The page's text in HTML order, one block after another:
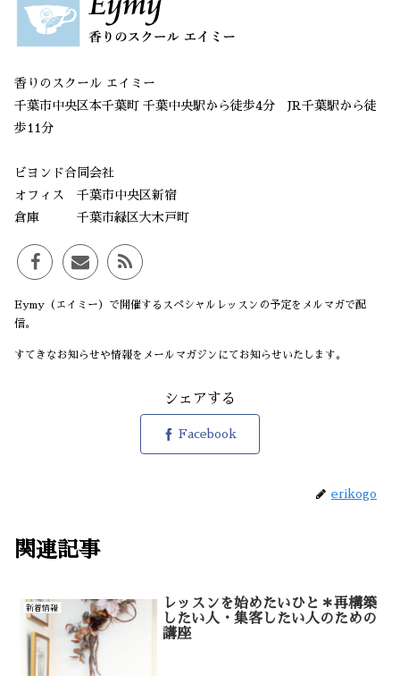
香りのスクール エイミー
千葉市中央区本千葉町 千葉中央駅から徒歩4分 JR千葉駅から徒
歩11分
ビヨンド合同会社
オフィス 千葉市中央区新宿
倉庫 千葉市緑区大木戸町
Eymy（エイミー）で開催するスペシャルレッスンの予定をメルマガで配
信。
すてきなお知らせや情報をメールマガジンにてお知らせいたします。
シェアする
Facebook
erikogo
関連記事
新着情報
レッスンを始めたいひと＊再構築
したい人・集客したい人のための
講座